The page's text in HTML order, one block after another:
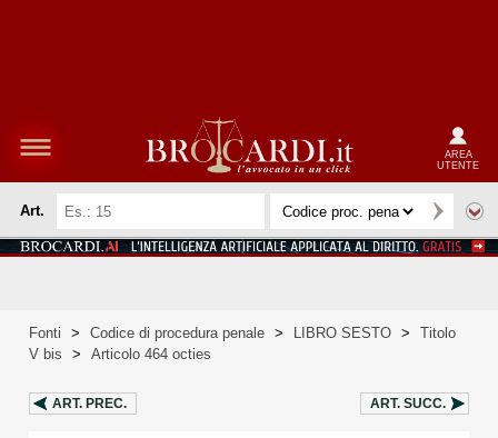
AREA
UTENTE
Art.
Fonti > Codice di procedura penale > LIBRO SESTO >
Titolo
V bis
> Articolo 464 octies
ART. PREC. ART. SUCC.